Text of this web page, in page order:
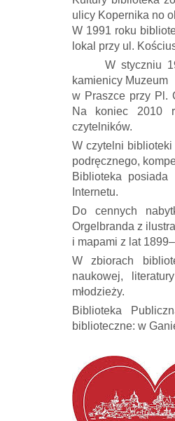
ulicy Kopernika no
W 1991 roku
lokal przy ul.
W styczniu
kamienicy Muzeum
w Praszce przy Pl.
Na koniec 2010
czytelników.
W czytelni
podręcznego,
Biblioteka posiada
Internetu.
Do cennych
Orgelbranda z
i mapami z lat
W zbiorach
naukowej,
młodzieży.
Biblioteka
biblioteczne: w